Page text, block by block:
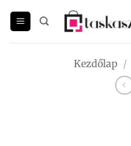
Kezdőlap /